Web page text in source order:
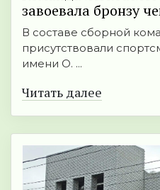
завоевала бронзу
В составе сборной
присутствовали
имени О. ...
Читать далее